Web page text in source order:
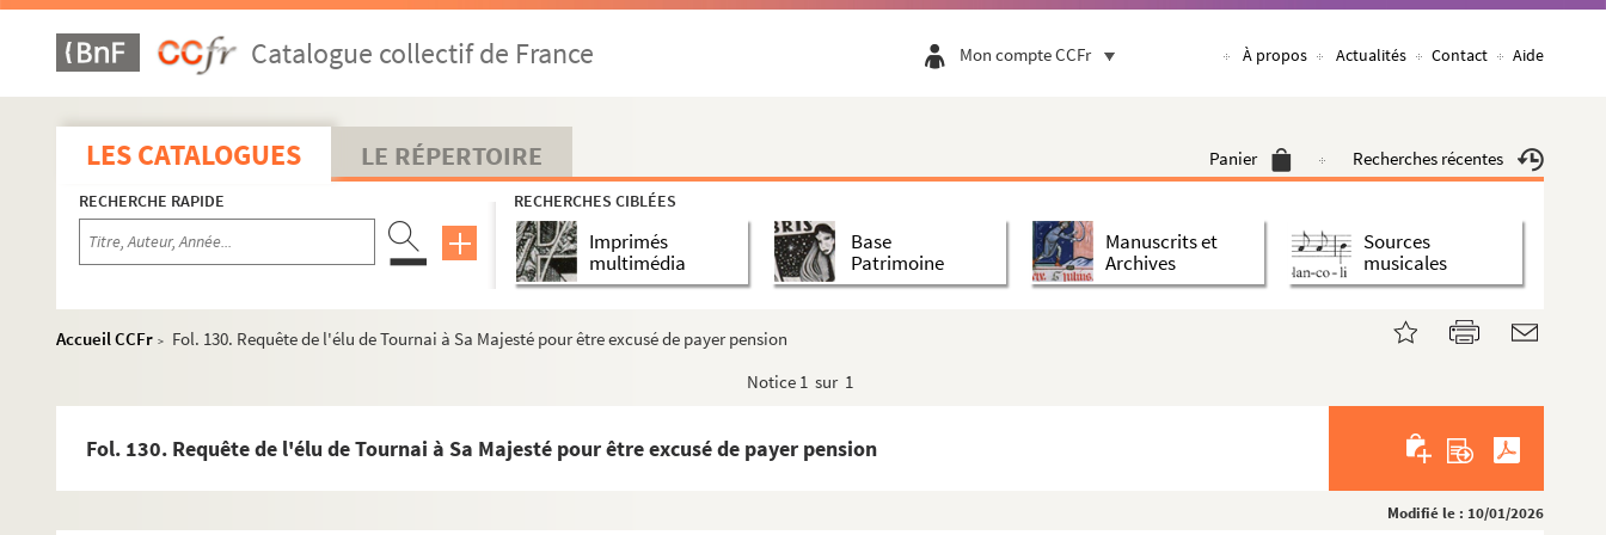
Catalogue collectif de France Mon compte CCFr À propos Actualités Contact Aide
LES CATALOGUES LE RÉPERTOIRE Panier Recherches récentes
RECHERCHE RAPIDE RECHERCHES CIBLÉES
Imprimés
multimédia
Base
Patrimoine
Manuscrits et
Archives
Sources
musicales
Accueil CCFr >
Fol. 130. Requête de l'élu de Tournai à Sa Majesté pour être excusé de payer pension
Notice 1 sur 1
Fol. 130. Requête de l'élu de Tournai à Sa Majesté pour être excusé de payer pension
Modifié le : 10/01/2026
Fol. 6. Résolution du magistrat de la ville de Gand. 17 septembre 1576
Fol. 9-18. Trois lettres de Morillon au cardinal de Granvelle. Saint-Amand, 26 octobre-10 novembre 1576
Fol. 20. Jacques, abbé de Hasnon, à Morillon. Valenciennes, 10 novembre 1576
Fol. 22. Morillon au cardinal de Granvelle. Saint-Amand, 15 septembre 1576
Fol. 24. De Barbaize, bailli et gouverneur d'Havrincourt, au cardinal de Granvelle. Cambrai, 16 septembre 157...
Fol. 26-47. Neuf lettres de Morillon au cardinal de Granvelle. Saint-Amand, 4 décembre 1576 ; 20, 21 et 22 févri...
Fol. 48. Requête des abbés de Brabant pour la désunion des trois abbayes incorporées aux archevêchés et évêch...
Fol. 49. Extrait d'une lettre à M. d'Assonleville. Du camp près de Nivelle, 13 mars 1578
Fol. 65. Un billet de la main de Philippe II. (S. l. n. d.) (Sur le pardon général)